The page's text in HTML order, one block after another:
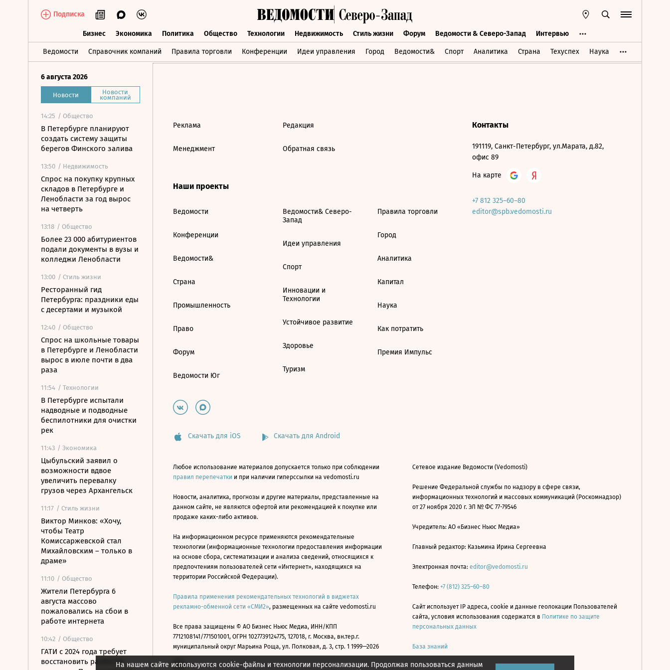
Подписка
Бизнес Экономика Политика Общество Технологии Недвижимость Стиль жизни Форум Ведомости & Северо-Запад Интервью
Ведомости Справочник компаний Правила торговли Конференции Идеи управления Город Ведомости& Спорт Аналитика Страна Техуспех Наука
Бизнес Экономика Политика Общество Технологии Недвижимость Стиль жизни Форум Ведомости & Северо-Запад Интервью
6 августа 2026
Новости Новости
компаний
14:25 / Общество
В Петербурге планируют
создать систему защиты
берегов Финского залива
13:50 / Недвижимость
Спрос на покупку крупных
складов в Петербурге и
Ленобласти за год вырос
на четверть
13:18 / Общество
Более 23 000 абитуриентов
подали документы в вузы и
колледжи Ленобласти
13:00 / Стиль жизни
Ресторанный гид
Петербурга: праздники еды
с десертами и музыкой
12:40 / Общество
Спрос на школьные товары
в Петербурге и Ленобласти
вырос в июле почти в два
раза
11:54 / Технологии
В Петербурге испытали
надводные и подводные
беспилотники для очистки
рек
11:43 / Экономика
Цыбульский заявил о
возможности вдвое
увеличить перевалку
грузов через Архангельск
11:17 / Стиль жизни
Виктор Минков: «Хочу,
чтобы Театр
Комиссаржевской стал
Михайловским – только в
драме»
11:10 / Общество
Жители Петербурга 6
августа массово
пожаловались на сбои в
работе интернета
10:42 / Общество
ГАТИ с 2024 года требует
восстановить разбитуюНа нашем сайте используются cookie-файлы и технологии персонализации. Продолжая пользоваться данным
Реклама
Менеджмент
Редакция
Обратная связь
Наши проекты
Ведомости
Конференции
Ведомости&
Страна
Промышленность
Право
Форум
Ведомости Юг
Ведомости& Северо-
Запад
Идеи управления
Спорт
Инновации и
Технологии
Устойчивое развитие
Здоровье
Туризм
Правила торговли
Город
Аналитика
Капитал
Наука
Как потратить
Премия Импульс
Контакты
191119, Санкт-Петербург, ул.Марата, д.82,
офис 89
На карте
+7 812 325–60–80
editor@spb.vedomosti.ru
Скачать для iOS Скачать для Android
Любое использование материалов допускается только при соблюдении
правил перепечатки и при наличии гиперссылки на vedomosti.ru
Новости, аналитика, прогнозы и другие материалы, представленные на
данном сайте, не являются офертой или рекомендацией к покупке или
продаже каких-либо активов.
На информационном ресурсе применяются рекомендательные
технологии (информационные технологии предоставления информации
на основе сбора, систематизации и анализа сведений, относящихся к
предпочтениям пользователей сети «Интернет», находящихся на
территории Российской Федерации).
Правила применения рекомендательных технологий в виджетах
рекламно-обменной сети «СМИ2», размещенных на сайте vedomosti.ru
Все права защищены © АО Бизнес Ньюс Медиа, ИНН/КПП
7712108141/771501001, ОГРН 1027739124775, 127018, г. Москва, вн.тер.г.
муниципальный округ Марьина Роща, ул. Полковая, д. 3, стр. 1 1999—2026
Сетевое издание Ведомости (Vedomosti)
Решение Федеральной службы по надзору в сфере связи,
информационных технологий и массовых коммуникаций (Роскомнадзор)
от 27 ноября 2020 г. ЭЛ № ФС 77-79546
Учредитель: АО «Бизнес Ньюс Медиа»
Главный редактор: Казьмина Ирина Сергеевна
Электронная почта: editor@vedomosti.ru
Телефон: +7 (812) 325–60–80
Сайт использует IP адреса, cookie и данные геолокации Пользователей
сайта, условия использования содержатся в Политике по защите
персональных данных
База знаний